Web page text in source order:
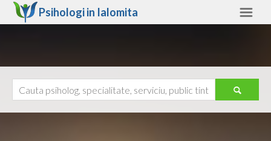
Psihologi in Ialomita
Ajutor